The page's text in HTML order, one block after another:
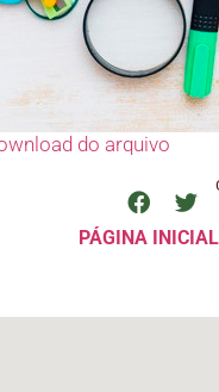
do arquivo
PÁGINA INICIAL